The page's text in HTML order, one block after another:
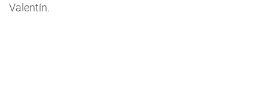
Valentín.